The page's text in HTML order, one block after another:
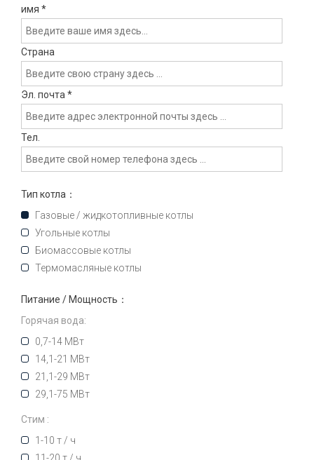
имя *
Страна
Эл. почта *
Тел.
Тип котла：
Газовые / жидкотопливные котлы
Угольные котлы
Биомассовые котлы
Термомасляные котлы
Питание / Мощность：
Горячая вода:
0,7-14 МВт
14,1-21 МВт
21,1-29 МВт
29,1-75 МВт
Стим :
1-10 т / ч